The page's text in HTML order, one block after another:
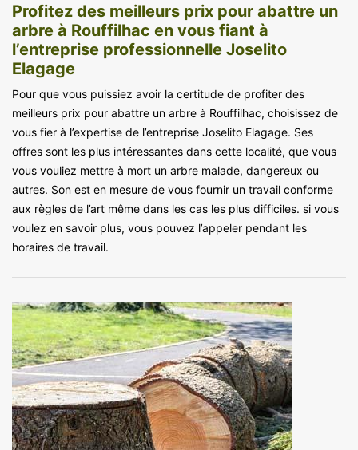
Profitez des meilleurs prix pour abattre un
arbre à Rouffilhac en vous fiant à
l’entreprise professionnelle Joselito
Elagage
Pour que vous puissiez avoir la certitude de profiter des
meilleurs prix pour abattre un arbre à Rouffilhac, choisissez de
vous fier à l’expertise de l’entreprise Joselito Elagage. Ses
offres sont les plus intéressantes dans cette localité, que vous
vous vouliez mettre à mort un arbre malade, dangereux ou
autres. Son est en mesure de vous fournir un travail conforme
aux règles de l’art même dans les cas les plus difficiles. si vous
voulez en savoir plus, vous pouvez l’appeler pendant les
horaires de travail.